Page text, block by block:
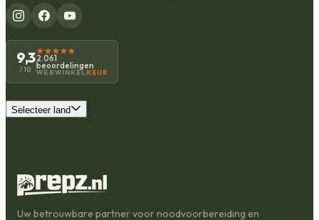
9,3
/10
2.061
beoordelingen
WEBWINKEL KEUR
Selecteer land
Uw betrouwbare partner voor noodvoorbereiding en